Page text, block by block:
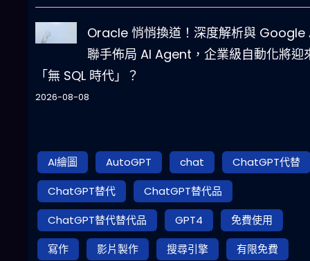
Oracle 悄悄換道！深度解析與 Google
聯手佈局 AI Agent，企業級自動化將迎
「無 SQL 時代」？
2026-08-08
AI繪圖 AutoGPT chat
ChatGPT代替
ChatGPT替代
ChatGPT替代品
ChatGPT替代替代品
GPT4
免費使用
寫作
影片製作 搜尋引擎
有限免費